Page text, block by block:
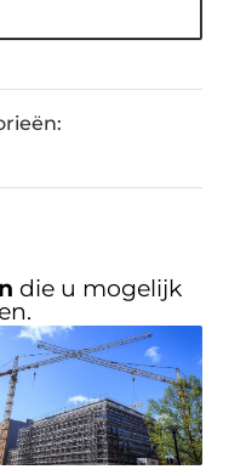
die u mogelijk